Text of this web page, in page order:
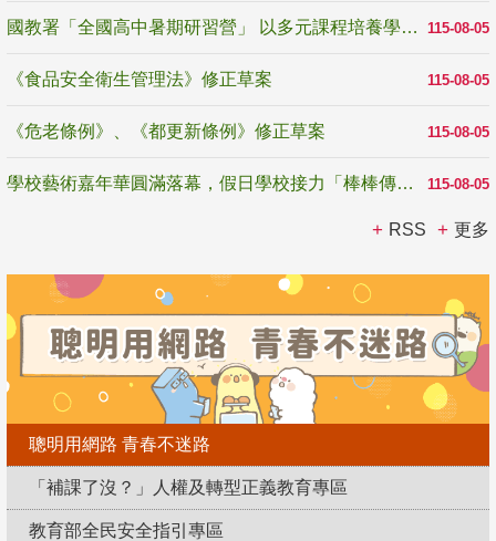
115-08-05
國教署「全國高中暑期研習營」 以多元課程培養學生瞭解誠信專業與倫理價值
115-08-05
《食品安全衛生管理法》修正草案
115-08-05
《危老條例》、《都更新條例》修正草案
115-08-05
學校藝術嘉年華圓滿落幕，假日學校接力「棒棒傳美感」
RSS 更多
聰明用網路 青春不迷路
「補課了沒？」人權及轉型正義教育專區
教育部全民安全指引專區